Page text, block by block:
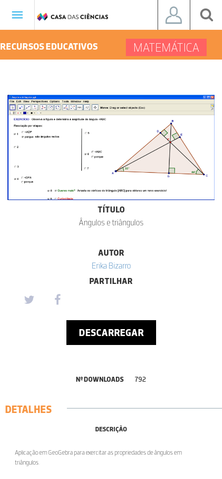
Toggle
RECURSOS EDUCATIVOS MATEMÁTICA
TÍTULO
Ângulos e triângulos
AUTOR
Erika Bizarro
PARTILHAR
DESCARREGAR
Nº DOWNLOADS 792
DETALHES
DESCRIÇÃO
Aplicação em GeoGebra para exercitar as propriedades de ângulos em
triângulos.